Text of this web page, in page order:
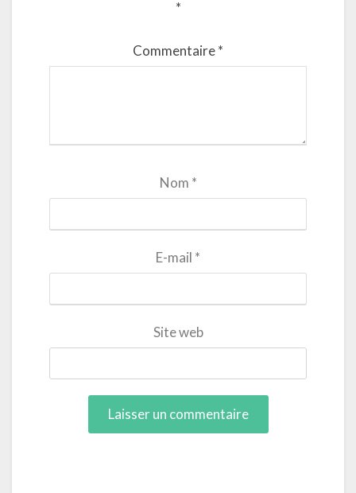
*
Commentaire*
Nom *
E-mail *
Site web